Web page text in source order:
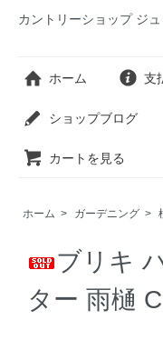
カントリーショップ ジ
ホーム 支
ショップブログ
カートを見る
ホーム > ガーデニング >
ブリキ
ター 雨樋